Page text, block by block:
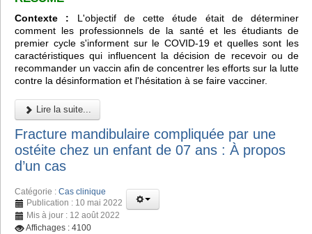
Contexte : L'objectif de cette étude était de déterminer
comment les professionnels de la santé et les étudiants de
premier cycle s'informent sur le COVID-19 et quelles sont les
caractéristiques qui influencent la décision de recevoir ou de
recommander un vaccin afin de concentrer les efforts sur la lutte
contre la désinformation et l'hésitation à se faire vacciner.
Lire la suite...
Fracture mandibulaire compliquée par une
ostéite chez un enfant de 07 ans : À propos
d’un cas
Catégorie : Cas clinique
Publication : 10 mai 2022
Mis à jour : 12 août 2022
Affichages : 4100